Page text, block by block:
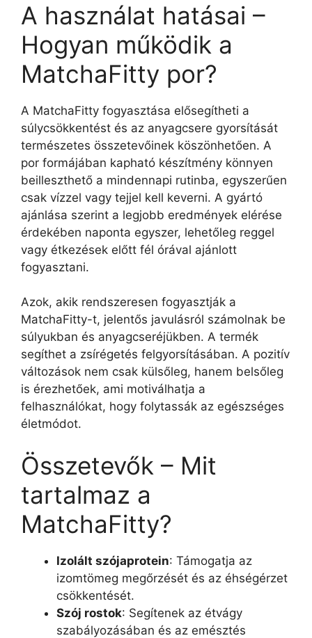
A használat hatásai –
Hogyan működik a
MatchaFitty por?
A MatchaFitty fogyasztása elősegítheti a
súlycsökkentést és az anyagcsere gyorsítását
természetes összetevőinek köszönhetően. A
por formájában kapható készítmény könnyen
beilleszthető a mindennapi rutinba, egyszerűen
csak vízzel vagy tejjel kell keverni. A gyártó
ajánlása szerint a legjobb eredmények elérése
érdekében naponta egyszer, lehetőleg reggel
vagy étkezések előtt fél órával ajánlott
fogyasztani.
Azok, akik rendszeresen fogyasztják a
MatchaFitty-t, jelentős javulásról számolnak be
súlyukban és anyagcseréjükben. A termék
segíthet a zsírégetés felgyorsításában. A pozitív
változások nem csak külsőleg, hanem belsőleg
is érezhetőek, ami motiválhatja a
felhasználókat, hogy folytassák az egészséges
életmódot.
Összetevők – Mit
tartalmaz a
MatchaFitty?
Izolált szójaprotein: Támogatja az
izomtömeg megőrzését és az éhségérzet
csökkentését.
Szój rostok: Segítenek az étvágy
szabályozásában és az emésztés